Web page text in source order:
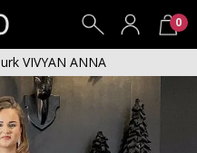
0
Jurk VIVYAN ANNA